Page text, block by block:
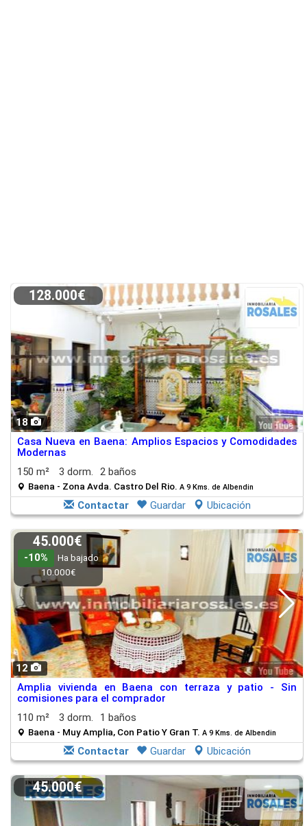
18
128.000€
Casa Nueva en Baena: Amplios Espacios y Comodidades
Modernas
150 m²
3 dorm. 2 baños
Baena - Zona Avda. Castro Del Rio. A 9 Kms. de Albendin
Contactar Guardar Ubicación
12
45.000€
-10%
Ha bajado
10.000€
Amplia vivienda en Baena con terraza y patio - Sin
comisiones para el comprador
110 m²
3 dorm. 1 baños
Baena - Muy Amplia, Con Patio Y Gran T. A 9 Kms. de Albendin
Contactar Guardar Ubicación
45.000€